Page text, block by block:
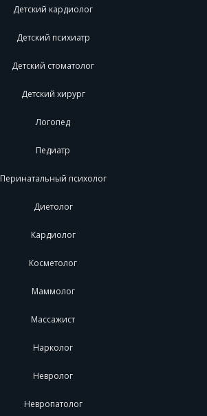
Детский кардиолог
Детский психиатр
Детский стоматолог
Детский хирург
Логопед
Педиатр
Перинатальный психолог
Диетолог
Кардиолог
Косметолог
Маммолог
Массажист
Нарколог
Невролог
Невропатолог